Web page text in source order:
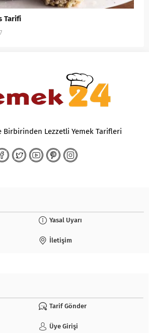
Tarifi
Birbirinden Lezzetli Yemek Tarifleri
Yasal Uyarı
İletişim
Tarif Gönder
Üye Girişi